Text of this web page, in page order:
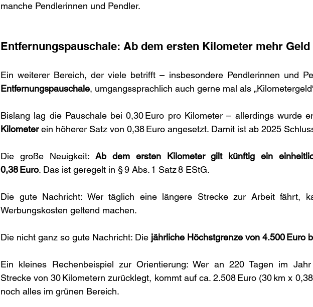
manche Pendlerinnen und Pendler.
Entfernungspauschale: Ab dem ersten Kilometer mehr
Entfernungspauschale, umgangssprachlich auch gerne mal als
Bislang lag die Pauschale bei 0,30 Euro pro Kilometer – allerdings wurde
Kilometer ein höherer Satz von 0,38 Euro angesetzt. Damit ist ab 2025
Die große Neuigkeit: Ab dem ersten Kilometer gilt künftig ein
0,38 Euro. Das ist geregelt in § 9 Abs. 1 Satz 8 EStG.
Die gute Nachricht: Wer täglich eine längere Strecke zur Arbeit fährt,
Werbungskosten geltend machen.
Die nicht ganz so gute Nachricht: Die jährliche Höchstgrenze von 4.500 Euro
Ein kleines Rechenbeispiel zur Orientierung: Wer an 220 Tagen im
Strecke von 30 Kilometern zurücklegt, kommt auf ca. 2.508 Euro (30 km x
noch alles im grünen Bereich.